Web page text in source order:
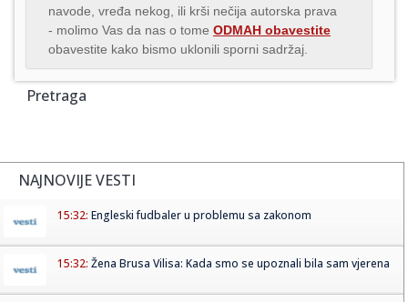
navode, vređa nekog, ili krši nečija autorska prava
- molimo Vas da nas o tome ODMAH obavestite
obavestite kako bismo uklonili sporni sadržaj.
Pretraga
NAJNOVIJE VESTI
15:32: Engleski fudbaler u problemu sa zakonom
15:32: Žena Brusa Vilisa: Kada smo se upoznali bila sam vjerena